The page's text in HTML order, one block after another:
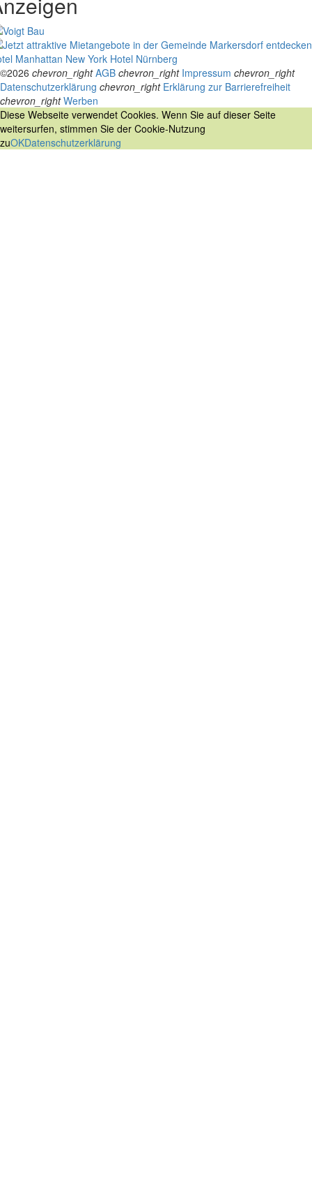
Manhattan New York Hotel Nürnberg
©2026 chevron_right AGB chevron_right Impressum chevron_right
Datenschutzerklärung chevron_right Erklärung zur Barrierefreiheit
chevron_right Werben
Diese Webseite verwendet Cookies. Wenn Sie auf dieser Seite
weitersurfen, stimmen Sie der Cookie-Nutzung
zuOKDatenschutzerklärung